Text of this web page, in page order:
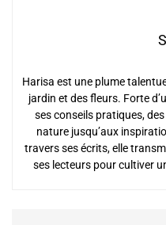
Harisa est une plume
jardin et des fleurs. Forte
ses conseils pratiques,
nature jusqu’aux
travers ses écrits, elle
ses lecteurs pour cultiver